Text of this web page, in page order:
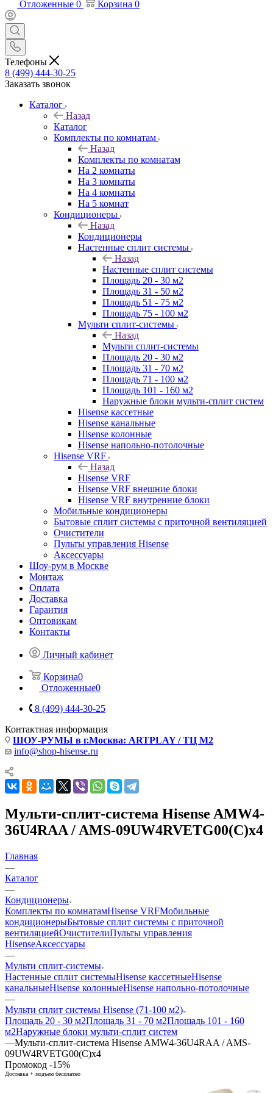
Отложенные 0 Корзина 0
Телефоны
8 (499) 444-30-25
Заказать звонок
Каталог
Назад
Каталог
Комплекты по комнатам
Назад
Комплекты по комнатам
На 2 комнаты
На 3 комнаты
На 4 комнаты
На 5 комнат
Кондиционеры
Назад
Кондиционеры
Настенные сплит системы
Назад
Настенные сплит системы
Площадь 20 - 30 м2
Площадь 31 - 50 м2
Площадь 51 - 75 м2
Площадь 75 - 100 м2
Мульти сплит-системы
Назад
Мульти сплит-системы
Площадь 20 - 30 м2
Площадь 31 - 70 м2
Площадь 71 - 100 м2
Площадь 101 - 160 м2
Наружные блоки мульти-сплит систем
Hisense кассетные
Hisense канальные
Hisense колонные
Hisense напольно-потолочные
Hisense VRF
Назад
Hisense VRF
Hisense VRF внешние блоки
Hisense VRF внутренние блоки
Мобильные кондиционеры
Бытовые сплит системы с приточной вентиляцией
Очистители
Пульты управления Hisense
Аксессуары
Шоу-рум в Москве
Монтаж
Оплата
Доставка
Гарантия
Оптовикам
Контакты
Личный кабинет
Корзина0
Отложенные0
8 (499) 444-30-25
Контактная информация
ШОУ-РУМЫ в г.Москва: ARTPLAY / ТЦ М2
info@shop-hisense.ru
Мульти-сплит-система Hisense AMW4-
36U4RAA / AMS-09UW4RVETG00(С)x4
Главная
—
Каталог
—
Кондиционеры
Комплекты по комнатамHisense VRFМобильные
кондиционерыБытовые сплит системы с приточной
вентиляциейОчистителиПульты управления
HisenseАксессуары
—
Мульти сплит-системы
Настенные сплит системыHisense кассетныеHisense
канальныеHisense колонныеHisense напольно-потолочные
—
Мульти сплит системы Hisense (71-100 м2)
Площадь 20 - 30 м2Площадь 31 - 70 м2Площадь 101 - 160
м2Наружные блоки мульти-сплит систем
—Мульти-сплит-система Hisense AMW4-36U4RAA / AMS-
09UW4RVETG00(С)x4
Промокод -15%
Доставка + подъем бесплатно